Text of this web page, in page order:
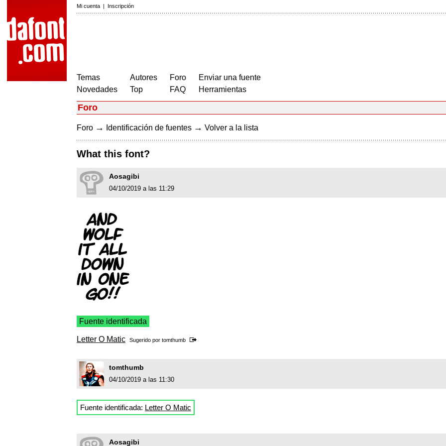
Mi cuenta | Inscripción
Temas
Novedades
Autores
Top
Foro
FAQ
Enviar una fuente
Herramientas
Foro
Foro → Identificación de fuentes → Volver a la lista
What this font?
Aosagibi
04/10/2019 a las 11:29
Fuente identificada
Letter O Matic Sugerido por tomthumb
tomthumb
04/10/2019 a las 11:30
Fuente identificada: Letter O Matic
Aosagibi